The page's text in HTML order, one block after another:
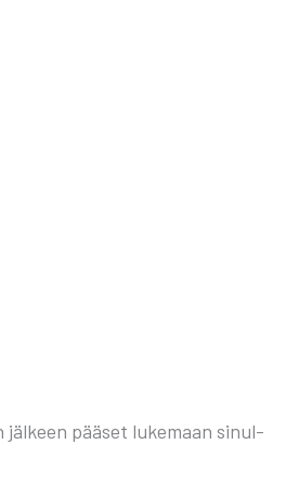
pää­set luke­maan sinul­